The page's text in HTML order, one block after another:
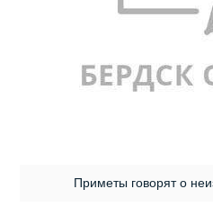
Приметы говорят о